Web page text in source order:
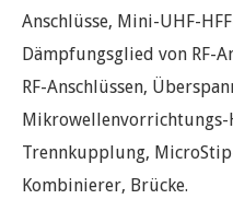
Anschlüsse, Mini-UHF-
Dämpfungsglied von RF-
RF-Anschlüssen,
Trennkupplung,
Kombinierer, Brücke.